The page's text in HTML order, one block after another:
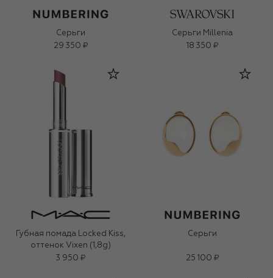
Серьги
29 350 ₽
Серьги Millenia
18 350 ₽
Губная помада Locked Kiss,
оттенок Vixen (1,8g)
3 950 ₽
Серьги
25 100 ₽